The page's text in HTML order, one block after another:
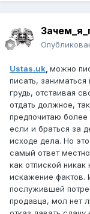
Ustas.uk, можно
писать,
грудь, отстаивая
отдать должное,
предпочитаю
если и браться за
исходе дела. Но
самый ответ
как отпиской
искажение фактов.
послужившей
продавца, мол нет